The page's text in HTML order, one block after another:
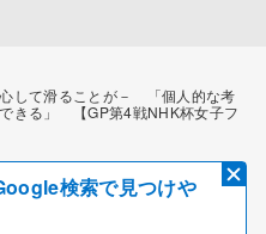
して滑ることが－ 「個人的な考
きる」 【GP第4戦NHK杯女子フ
検索で見つけや